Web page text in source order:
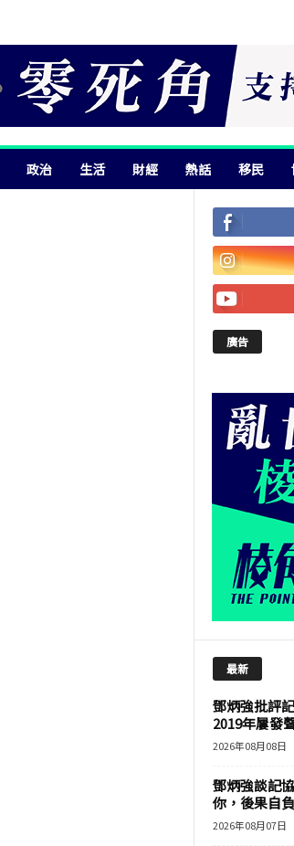
政治 生活 財經 熱話 移民
廣告
最新
鄧炳強批評
2019年屢發
2026年08月08日
鄧炳強談記
你，後果自
2026年08月07日